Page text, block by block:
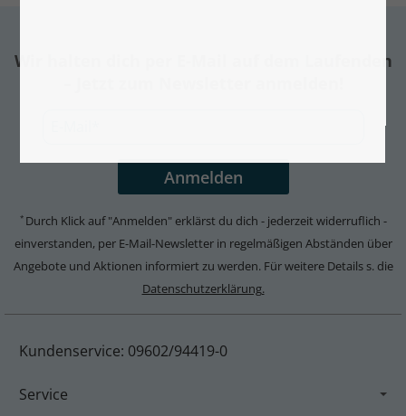
Wir halten dich per E-Mail auf dem Laufenden
* Durch Klick auf "Anmelden" erklärst du dich - jederzeit widerruflich -
einverstanden, per E-Mail-Newsletter in regelmäßigen Abständen über
Angebote und Aktionen informiert zu werden. Für weitere Details s. die
Datenschutzerklärung.
Kundenservice: 09602/94419-0
Service